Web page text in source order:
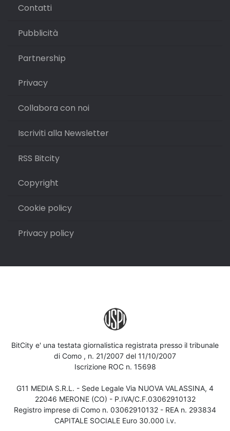
Contatti
Pubblicità
Partnership
Privacy
Collabora con noi
Iscriviti alla Newsletter
RSS Bitcity
Copyright
Cookie policy
Privacy policy
BitCity e' una testata giornalistica registrata presso il tribunale
di Como , n. 21/2007 del 11/10/2007
Iscrizione ROC n. 15698
G11 MEDIA S.R.L. - Sede Legale Via NUOVA VALASSINA, 4
22046 MERONE (CO) - P.IVA/C.F.03062910132
Registro imprese di Como n. 03062910132 - REA n. 293834
CAPITALE SOCIALE Euro 30.000 i.v.